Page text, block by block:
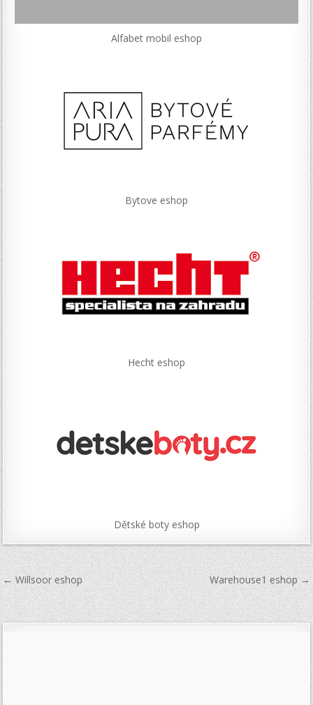
Alfabet mobil eshop
Bytove eshop
Hecht eshop
Dětské boty eshop
Navigace
pro
příspěvek
← Willsoor eshop Warehouse1 eshop →